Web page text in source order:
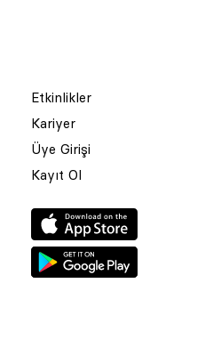
Etkinlikler
Kariyer
Üye Girişi
Kayıt Ol